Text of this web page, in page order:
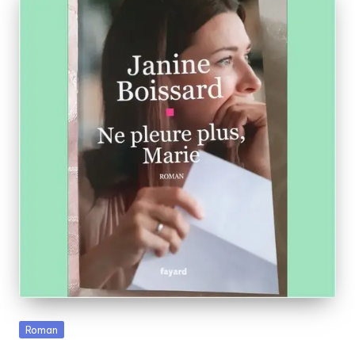
Posted
Roman